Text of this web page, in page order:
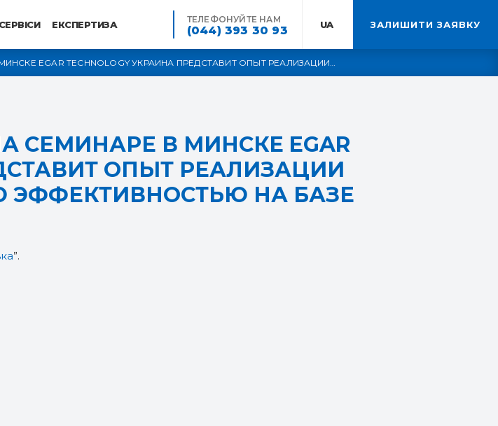
СЕРВІСИ ЕКСПЕРТИЗА ТЕЛЕФОНУЙТЕ НАМ
(044) 393 30 93 UA: ЗАЛИШИТИ ЗАЯВКУ
EGAR TECHNOLOGY УКРАИНА ПРЕДСТАВИТ ОПЫТ РЕАЛИЗАЦИИ
СЕМИНАРЕ В МИНСКЕ EGAR
ОПЫТ РЕАЛИЗАЦИИ
ЭФФЕКТИВНОСТЬЮ НА БАЗЕ
”.